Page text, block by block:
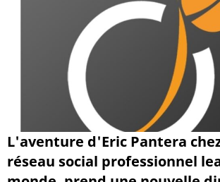
L'aventure d'Eric Pantera
réseau social professionnel